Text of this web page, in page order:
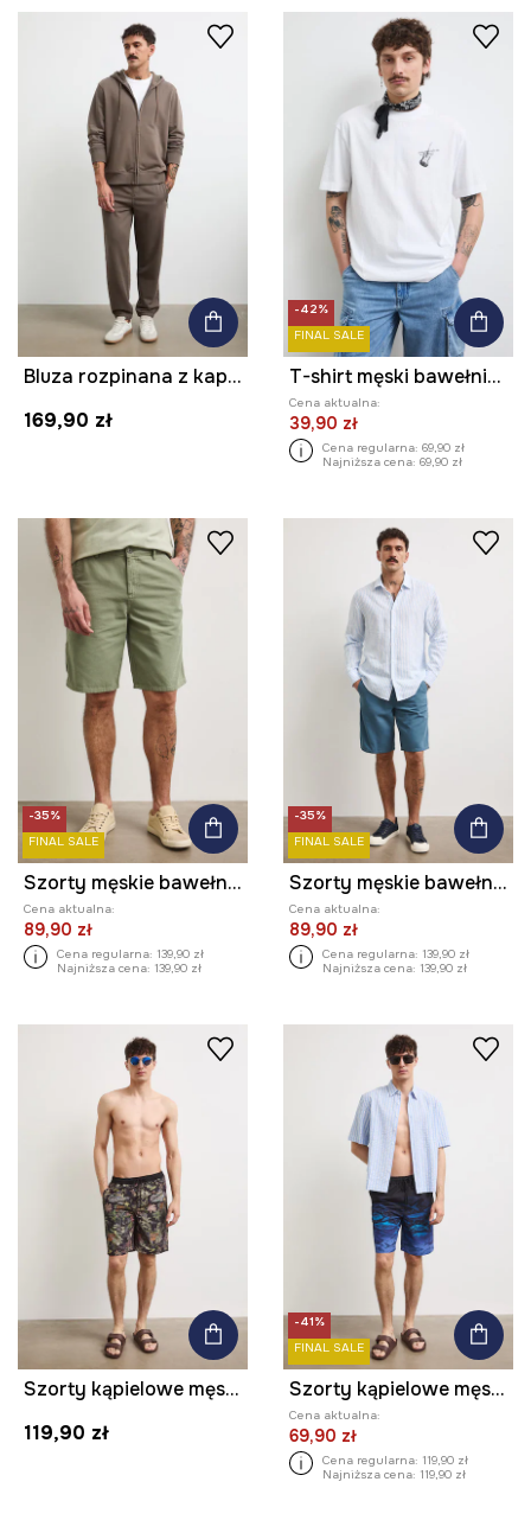
Bluza rozpinana z kapturem męska z bawełną gładka
169,90 zł
-42%
FINAL SALE
T-shirt męski bawełniany z nadrukiem
Cena aktualna:
39,90 zł
Cena regularna: 69,90 zł
Najniższa cena: 69,90 zł
-35%
FINAL SALE
Szorty męskie bawełniane gładkie
Cena aktualna:
89,90 zł
Cena regularna: 139,90 zł
Najniższa cena: 139,90 zł
-35%
FINAL SALE
Szorty męskie bawełniane gładkie
Cena aktualna:
89,90 zł
Cena regularna: 139,90 zł
Najniższa cena: 139,90 zł
Szorty kąpielowe męskie z motywem roślinnym
119,90 zł
-41%
FINAL SALE
Szorty kąpielowe męskie z motywem zwierzęcym
Cena aktualna:
69,90 zł
Cena regularna: 119,90 zł
Najniższa cena: 119,90 zł